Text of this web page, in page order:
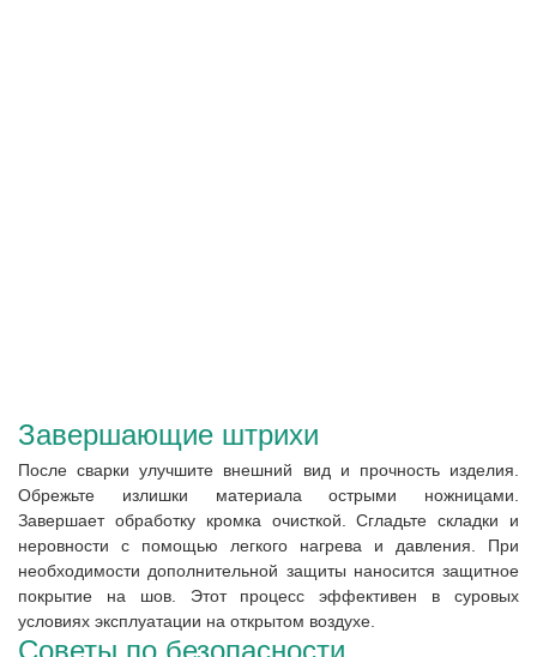
Завершающие штрихи
После сварки улучшите внешний вид и прочность изделия.
Обрежьте излишки материала острыми ножницами.
Завершает обработку кромка очисткой. Сгладьте складки и
неровности с помощью легкого нагрева и давления.
При
необходимости дополнительной защиты наносится защитное
покрытие на шов. Этот процесс эффективен в суровых
условиях эксплуатации на открытом воздухе.